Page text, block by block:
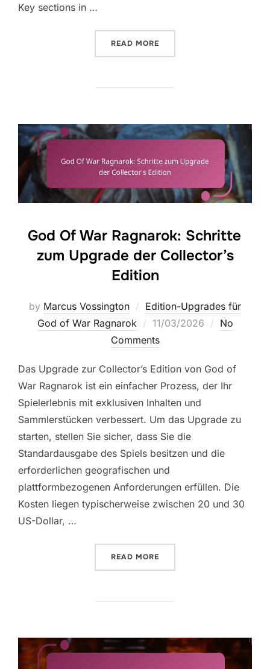
Key sections in …
READ MORE
God Of War Ragnarok: Schritte
zum Upgrade der Collector’s
Edition
by Marcus Vossington
Edition-Upgrades für
God of War Ragnarok
Posted
on
11/03/2026
No
Comments
Das Upgrade zur Collector’s Edition von God of
War Ragnarok ist ein einfacher Prozess, der Ihr
Spielerlebnis mit exklusiven Inhalten und
Sammlerstücken verbessert. Um das Upgrade zu
starten, stellen Sie sicher, dass Sie die
Standardausgabe des Spiels besitzen und die
erforderlichen geografischen und
plattformbezogenen Anforderungen erfüllen. Die
Kosten liegen typischerweise zwischen 20 und 30
US-Dollar, …
READ MORE